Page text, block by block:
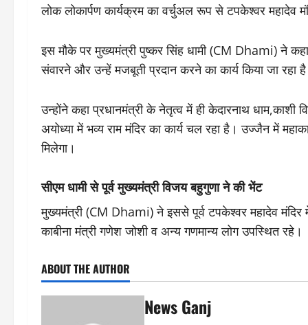
लोक लोकार्पण कार्यक्रम का वर्चुअल रूप से टपकेश्वर महादेव
इस मौके पर मुख्यमंत्री पुष्कर सिंह धामी (CM Dhami) ने
संवारने और उन्हें मजबूती प्रदान करने का कार्य किया जा रहा
उन्होंने कहा प्रधानमंत्री के नेतृत्व में ही केदारनाथ धाम,काशी
अयोध्या में भव्य राम मंदिर का कार्य चल रहा है। उज्जैन में
मिलेगा।
सीएम धामी से पूर्व मुख्यमंत्री विजय बहुगुणा ने की भेंट
मुख्यमंत्री (CM Dhami) ने इससे पूर्व टपकेश्वर महादेव
काबीना मंत्री गणेश जोशी व अन्य गणमान्य लोग उपस्थित रहे।
ABOUT THE AUTHOR
News Ganj